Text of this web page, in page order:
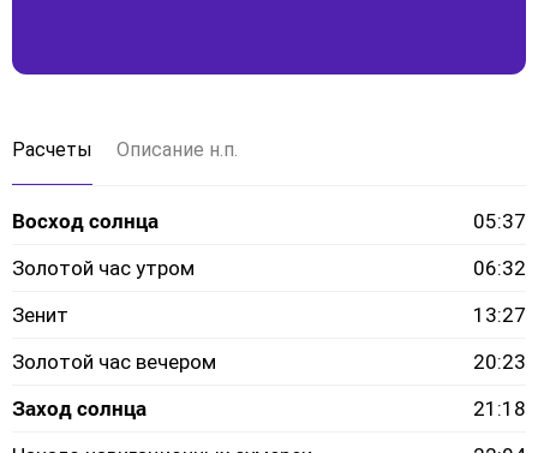
Расчеты Описание н.п.
Восход солнца
05:37
Золотой час утром
06:32
Зенит
13:27
Золотой час вечером
20:23
Заход солнца
21:18